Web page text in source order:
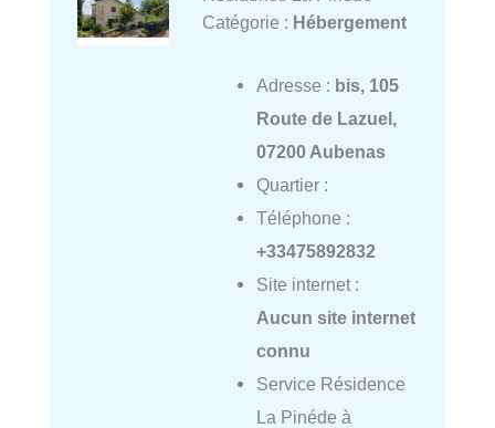
Catégorie : Hébergement
Adresse : bis, 105
Route de Lazuel,
07200 Aubenas
Quartier :
Téléphone :
+33475892832
Site internet :
Aucun site internet
connu
Service Résidence
La Pinéde à